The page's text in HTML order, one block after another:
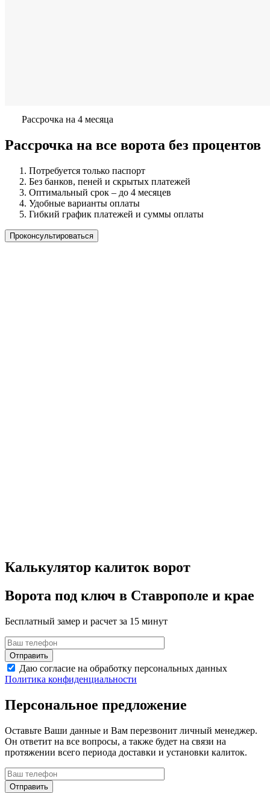
Рассрочка на 4 месяца
Рассрочка на все ворота без процентов
Потребуется только паспорт
Без банков, пеней и скрытых платежей
Оптимальный срок – до 4 месяцев
Удобные варианты оплаты
Гибкий график платежей и суммы оплаты
Проконсультироваться
Калькулятор калиток ворот
Ворота под ключ в Ставрополе и крае
Бесплатный замер и расчет за 15 минут
Даю согласие на обработку персональных данных
Политика конфиденциальности
Персональное предложение
Оставьте Ваши данные и Вам перезвонит личный менеджер.
Он ответит на все вопросы, а также будет на связи на
протяжении всего периода доставки и установки калиток.